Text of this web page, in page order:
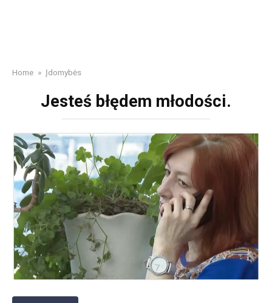
Home » Įdomybės
Jesteś błędem młodości.